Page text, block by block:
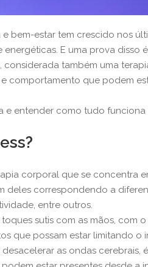
bem-estar tem crescido nos
E uma prova disso
também uma
comportamento que podem
e entender como tudo funciona
corporal que se concentra
deles correspondendo a
entre outros.
sutis com as mãos, com
que possam estar limitando o
as ondas cerebrais,